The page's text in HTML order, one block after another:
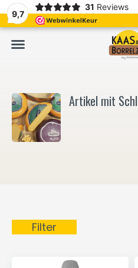
9,7
31 Reviews
Frisch geschnitten und
Artikel mit
Filter